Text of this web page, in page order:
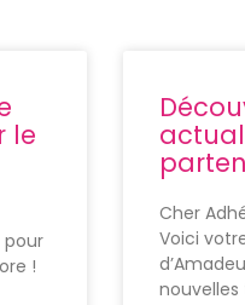
le
pour
!
Cher
Voici